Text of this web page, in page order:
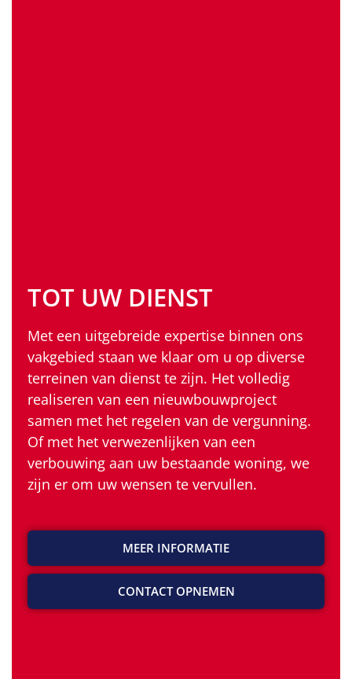
TOT UW DIENST
Met een uitgebreide expertise binnen ons
vakgebied staan we klaar om u op diverse
terreinen van dienst te zijn. Het volledig
realiseren van een nieuwbouwproject
samen met het regelen van de vergunning.
Of met het verwezenlijken van een
verbouwing aan uw bestaande woning, we
zijn er om uw wensen te vervullen.
MEER INFORMATIE
CONTACT OPNEMEN